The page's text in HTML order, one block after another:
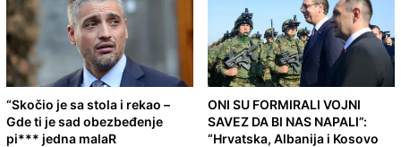
“Skočio je sa stola i rekao –
Gde ti je sad obezbeđenje
pi*** jedna malaR
ONI SU FORMIRALI VOJNI
SAVEZ DA BI NAS NAPALI”:
“Hrvatska, Albanija i Kosovo